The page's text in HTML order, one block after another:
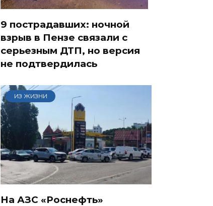
9 пострадавших: ночной
взрыв в Пензе связали с
серьезным ДТП, но версия
не подтвердилась
ИЗ ЖИЗНИ
На АЗС «Роснефть»